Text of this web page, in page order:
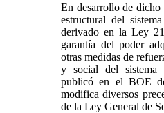
En desarrollo de dicho
estructural del
derivado en la Ley
garantía del poder
otras medidas de
y social del sistema
publicó en el BOE
modifica diversos
de la Ley General de